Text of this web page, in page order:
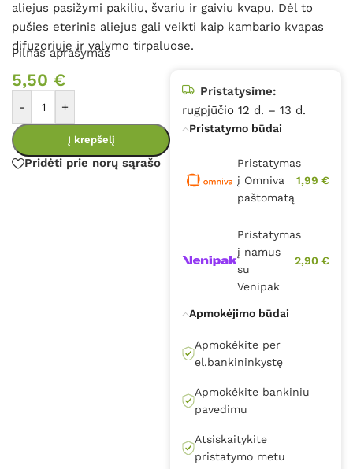
aliejus pasižymi pakiliu, švariu ir gaiviu kvapu. Dėl to
pušies eterinis aliejus gali veikti kaip kambario kvapas
difuzoriuje ir valymo tirpaluose.
Pilnas aprašymas
5,50 €
- +
Į krepšelį
Pridėti prie norų sąrašo
Pristatysime:
rugpjūčio 12 d. – 13 d.
Pristatymo būdai
Pristatymas
į Omniva
paštomatą
1,99 €
Pristatymas
į namus
su
Venipak
2,90 €
Apmokėjimo būdai
Apmokėkite per
el.bankininkystę
Apmokėkite bankiniu
pavedimu
Atsiskaitykite
pristatymo metu